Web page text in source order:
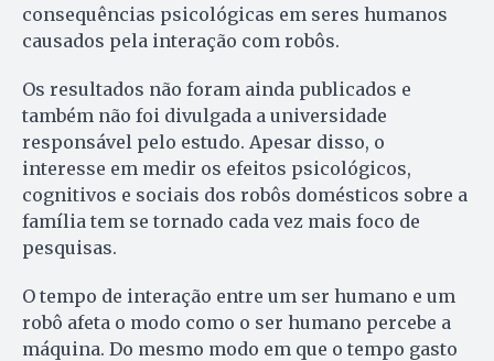
consequências psicológicas em seres humanos
causados pela interação com robôs.
Os resultados não foram ainda publicados e
também não foi divulgada a universidade
responsável pelo estudo. Apesar disso, o
interesse em medir os efeitos psicológicos,
cognitivos e sociais dos robôs do­més­ticos sobre a
família tem se tornado cada vez mais foco de
pesquisas.
O tempo de interação entre um ser humano e um
robô afeta o modo como o ser humano percebe a
máquina. Do mesmo modo em que o tempo gasto